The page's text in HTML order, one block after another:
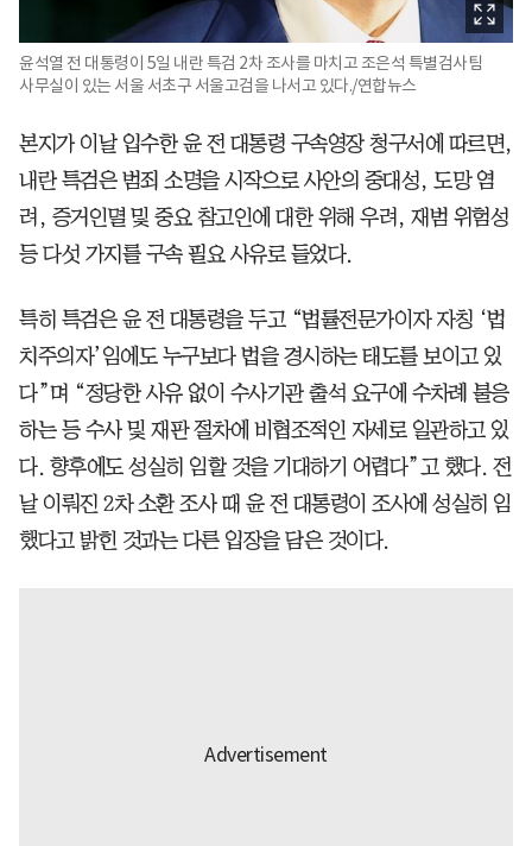
윤석열 전 대통령이 5일 내란 특검 2차 조사를 마치고 조은석 특별검사팀
사무실이 있는 서울 서초구 서울고검을 나서고 있다./연합뉴스
본지가 이날 입수한 윤 전 대통령 구속영장 청구서에 따르면,
내란 특검은 범죄 소명을 시작으로 사안의 중대성, 도망 염
려, 증거인멸 및 중요 참고인에 대한 위해 우려, 재범 위험성
등 다섯 가지를 구속 필요 사유로 들었다.
특히 특검은 윤 전 대통령을 두고 “법률전문가이자 자칭 ‘법
치주의자’임에도 누구보다 법을 경시하는 태도를 보이고 있
다”며 “정당한 사유 없이 수사기관 출석 요구에 수차례 불응
하는 등 수사 및 재판 절차에 비협조적인 자세로 일관하고 있
다. 향후에도 성실히 임할 것을 기대하기 어렵다”고 했다. 전
날 이뤄진 2차 소환 조사 때 윤 전 대통령이 조사에 성실히 임
했다고 밝힌 것과는 다른 입장을 담은 것이다.